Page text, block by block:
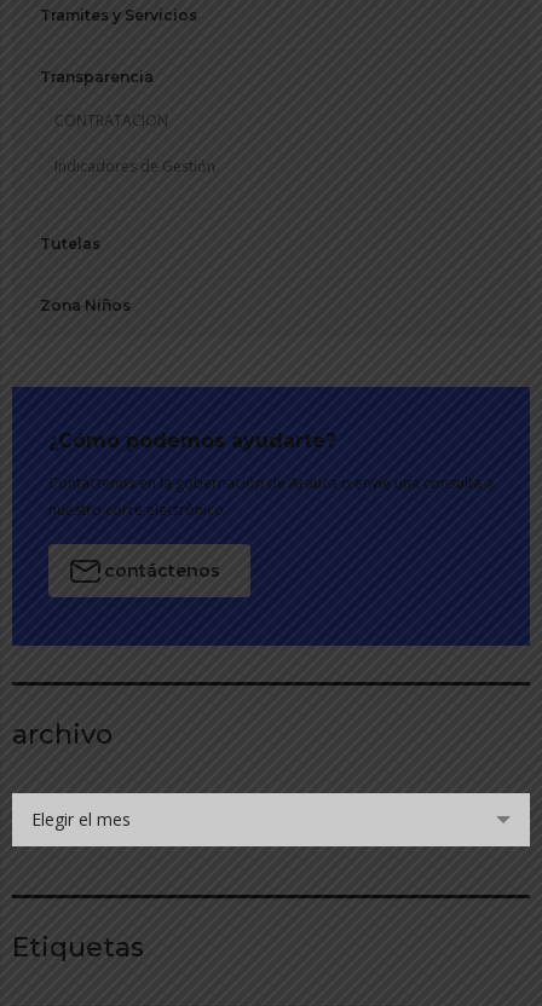
Tramites y Servicios
Transparencia
CONTRATACION
Indicadores de Gestión
Tutelas
Zona Niños
¿Cómo podemos ayudarte?
Contáctenos en la gobernación de Arauca o envíe una consulta a
nuestro corre electrónico.
contáctenos
archivo
Elegir el mes
Etiquetas